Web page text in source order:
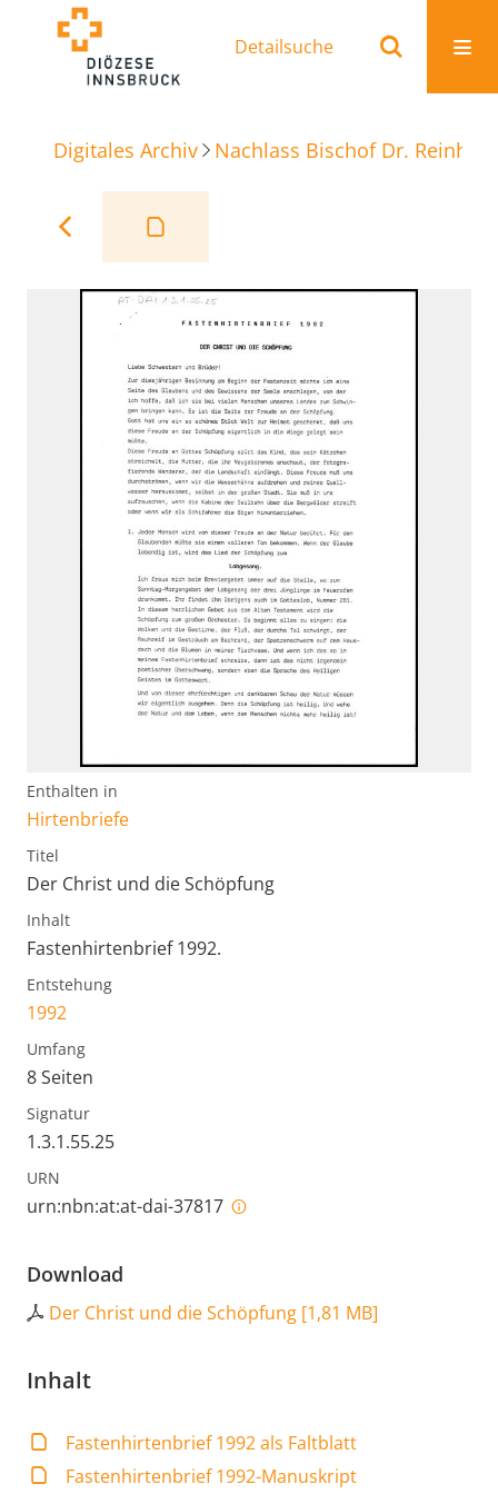
Detailsuche
Digitales Archiv Nachlass Bischof Dr.
Enthalten in
Hirtenbriefe
Titel
Der Christ und die Schöpfung
Inhalt
Fastenhirtenbrief 1992.
Entstehung
1992
Umfang
8 Seiten
Signatur
1.3.1.55.25
URN
urn:nbn:at:at-dai-37817
Download
Der Christ und die Schöpfung [1,81 MB]
Inhalt
Fastenhirtenbrief 1992 als Faltblatt
Fastenhirtenbrief 1992-Manuskript